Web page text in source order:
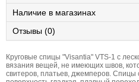
Наличие в магазинах
Отзывы (0)
Круговые спицы "Visantia" VTS-1 с
вязания вещей, не имеющих швов,
свитеров, платьев, джемперов. Спицы